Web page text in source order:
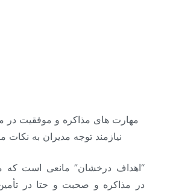
مهارت های مذاکره و موفقیت در
نیازمند توجه مدیران به
“اهداف درخشان” مانعی است
در مذاکره و صحبت و حتا در